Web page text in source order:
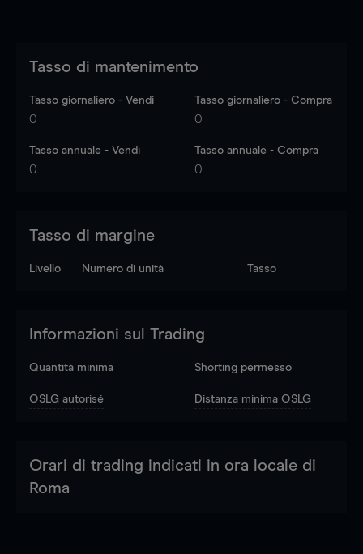
Tasso di mantenimento
Tasso giornaliero - Vendi
0
Tasso giornaliero - Compra
0
Tasso annuale - Vendi
0
Tasso annuale - Compra
0
Tasso di margine
Livello Numero di unità Tasso
Informazioni sul Trading
Quantità minima Shorting permesso
OSLG autorisé Distanza minima OSLG
Orari di trading indicati in ora locale di
Roma